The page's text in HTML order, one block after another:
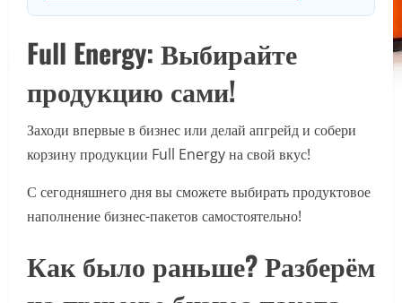
Full Energy: Выбирайте
продукцию сами!
Заходи впервые в бизнес или делай апгрейд и собери
корзину продукции Full Energy на свой вкус!
С сегодняшнего дня вы сможете выбирать продуктовое
наполнение бизнес-пакетов самостоятельно!
Как было раньше? Разберём